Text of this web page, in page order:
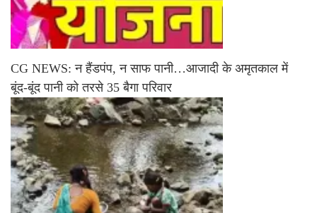
CG NEWS: न हैंडपंप, न साफ पानी…आजादी के अमृतकाल में
बूंद-बूंद पानी को तरसे 35 बैगा परिवार